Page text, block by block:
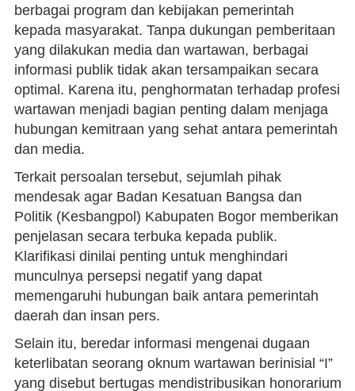
berbagai program dan kebijakan pemerintah
kepada masyarakat. Tanpa dukungan pemberitaan
yang dilakukan media dan wartawan, berbagai
informasi publik tidak akan tersampaikan secara
optimal. Karena itu, penghormatan terhadap profesi
wartawan menjadi bagian penting dalam menjaga
hubungan kemitraan yang sehat antara pemerintah
dan media.
Terkait persoalan tersebut, sejumlah pihak
mendesak agar Badan Kesatuan Bangsa dan
Politik (Kesbangpol) Kabupaten Bogor memberikan
penjelasan secara terbuka kepada publik.
Klarifikasi dinilai penting untuk menghindari
munculnya persepsi negatif yang dapat
memengaruhi hubungan baik antara pemerintah
daerah dan insan pers.
Selain itu, beredar informasi mengenai dugaan
keterlibatan seorang oknum wartawan berinisial “I”
yang disebut bertugas mendistribusikan honorarium